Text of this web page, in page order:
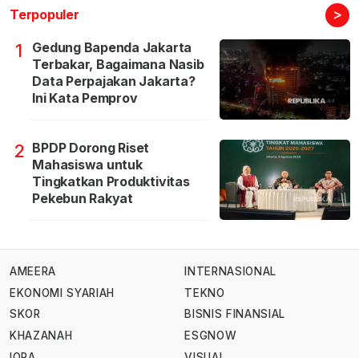
Terpopuler >
1
Gedung Bapenda Jakarta
Terbakar, Bagaimana Nasib
Data Perpajakan Jakarta?
Ini Kata Pemprov
2 BPDP Dorong Riset
Mahasiswa untuk
Tingkatkan Produktivitas
Pekebun Rakyat
AMEERA
EKONOMI SYARIAH
SKOR
KHAZANAH
INTERNASIONAL
TEKNO
BISNIS FINANSIAL
ESGNOW